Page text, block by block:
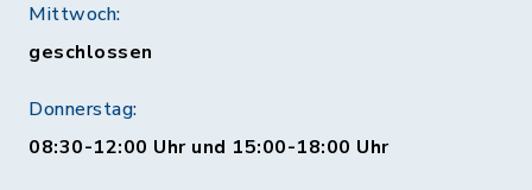
Mittwoch:
geschlossen
Donnerstag:
08:30-12:00 Uhr und 15:00-18:00 Uhr